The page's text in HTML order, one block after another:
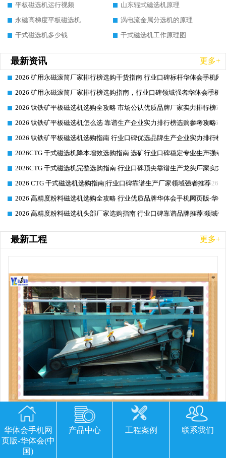
平板磁选机运行视频
山东辊式磁选机原理
永磁高梯度平板磁选机
涡电流金属分选机的原理
干式磁选机多少钱
干式磁选机工作原理图
最新资讯 更多+
2026-06-26
2026 矿用永磁滚筒厂家排行榜选购干货指南 行业口碑标杆华体会手机网
2026-06-26
2026 矿用永磁滚筒厂家排行榜选购指南，行业口碑领域强者华体会手机
2026-06-26
2026 钛铁矿平板磁选机选购全攻略 市场公认优质品牌厂家实力排行榜
2026-06-26
2026 钛铁矿平板磁选机怎么选 靠谱生产企业实力排行榜选购参考攻略
2026-06-26
2026 钛铁矿平板磁选机选购指南 行业口碑优选品牌生产企业实力排行榜
2026-06-26
2026CTG 干式磁选机降本增效选购指南 选矿行业口碑稳定专业生产强者
2026-06-26
2026CTG 干式磁选机完整选购指南 行业口碑顶尖靠谱生产龙头厂家实力
2026-06-26
2026 CTG 干式磁选机选购指南|行业口碑靠谱生产厂家领域强者推荐
2026-06-26
2026 高精度粉料磁选机选购全攻略 行业优质品牌华体会手机网页版-华
2026-06-26
2026 高精度粉料磁选机头部厂家选购指南 行业口碑靠谱品牌推荐 领域
最新工程 更多+
平板磁选机胶带那里有
华体会手机网
页版-华体会(中
国)
产品中心 工程案例 联系我们